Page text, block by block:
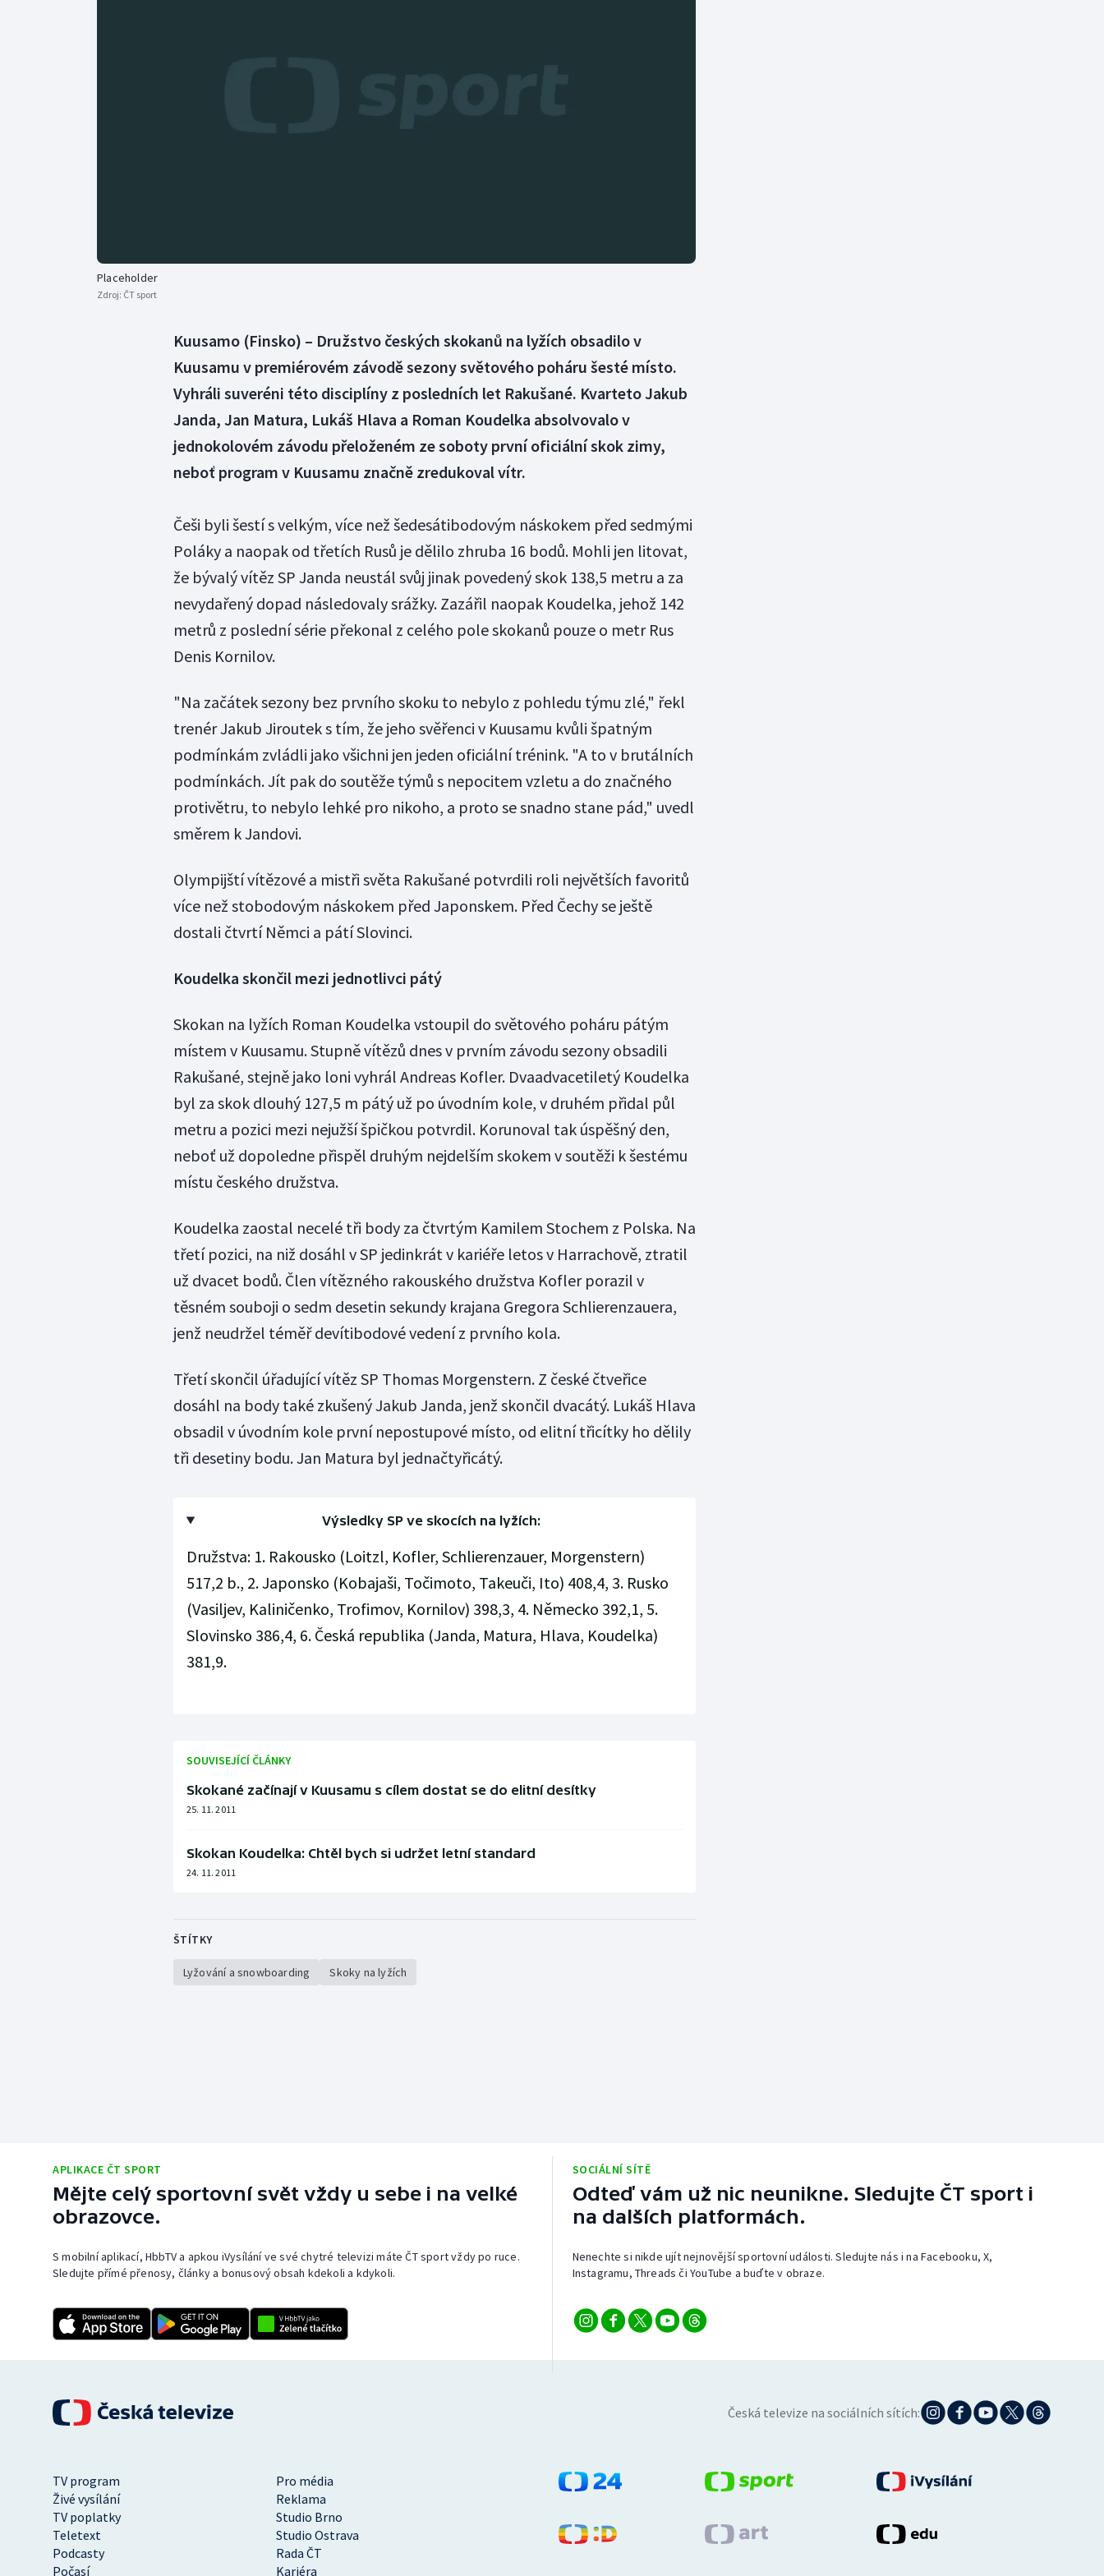
Placeholder
Zdroj: ČT sport
Kuusamo (Finsko) – Družstvo českých skokanů na lyžích obsadilo v
Kuusamu v premiérovém závodě sezony světového poháru šesté místo.
Vyhráli suveréni této disciplíny z posledních let Rakušané. Kvarteto Jakub
Janda, Jan Matura, Lukáš Hlava a Roman Koudelka absolvovalo v
jednokolovém závodu přeloženém ze soboty první oficiální skok zimy,
neboť program v Kuusamu značně zredukoval vítr.
Češi byli šestí s velkým, více než šedesátibodovým náskokem před sedmými
Poláky a naopak od třetích Rusů je dělilo zhruba 16 bodů. Mohli jen litovat,
že bývalý vítěz SP Janda neustál svůj jinak povedený skok 138,5 metru a za
nevydařený dopad následovaly srážky. Zazářil naopak Koudelka, jehož 142
metrů z poslední série překonal z celého pole skokanů pouze o metr Rus
Denis Kornilov.
"Na začátek sezony bez prvního skoku to nebylo z pohledu týmu zlé," řekl
trenér Jakub Jiroutek s tím, že jeho svěřenci v Kuusamu kvůli špatným
podmínkám zvládli jako všichni jen jeden oficiální trénink. "A to v brutálních
podmínkách. Jít pak do soutěže týmů s nepocitem vzletu a do značného
protivětru, to nebylo lehké pro nikoho, a proto se snadno stane pád," uvedl
směrem k Jandovi.
Olympijští vítězové a mistři světa Rakušané potvrdili roli největších favoritů
více než stobodovým náskokem před Japonskem. Před Čechy se ještě
dostali čtvrtí Němci a pátí Slovinci.
Koudelka skončil mezi jednotlivci pátý
Skokan na lyžích Roman Koudelka vstoupil do světového poháru pátým
místem v Kuusamu. Stupně vítězů dnes v prvním závodu sezony obsadili
Rakušané, stejně jako loni vyhrál Andreas Kofler. Dvaadvacetiletý Koudelka
byl za skok dlouhý 127,5 m pátý už po úvodním kole, v druhém přidal půl
metru a pozici mezi nejužší špičkou potvrdil. Korunoval tak úspěšný den,
neboť už dopoledne přispěl druhým nejdelším skokem v soutěži k šestému
místu českého družstva.
Koudelka zaostal necelé tři body za čtvrtým Kamilem Stochem z Polska. Na
třetí pozici, na niž dosáhl v SP jedinkrát v kariéře letos v Harrachově, ztratil
už dvacet bodů. Člen vítězného rakouského družstva Kofler porazil v
těsném souboji o sedm desetin sekundy krajana Gregora Schlierenzauera,
jenž neudržel téměř devítibodové vedení z prvního kola.
Třetí skončil úřadující vítěz SP Thomas Morgenstern. Z české čtveřice
dosáhl na body také zkušený Jakub Janda, jenž skončil dvacátý. Lukáš Hlava
obsadil v úvodním kole první nepostupové místo, od elitní třicítky ho dělily
tři desetiny bodu. Jan Matura byl jednačtyřicátý.
Výsledky SP ve skocích na lyžích:
Družstva: 1. Rakousko (Loitzl, Kofler, Schlierenzauer, Morgenstern)
517,2 b., 2. Japonsko (Kobajaši, Točimoto, Takeuči, Ito) 408,4, 3. Rusko
(Vasiljev, Kaliničenko, Trofimov, Kornilov) 398,3, 4. Německo 392,1, 5.
Slovinsko 386,4, 6. Česká republika (Janda, Matura, Hlava, Koudelka)
381,9.
SOUVISEJÍCÍ ČLÁNKY
Skokané začínají v Kuusamu s cílem dostat se do elitní desítky
25. 11. 2011
Skokan Koudelka: Chtěl bych si udržet letní standard
24. 11. 2011
ŠTÍTKY
Lyžování a snowboarding Skoky na lyžích
APLIKACE ČT SPORT
Mějte celý sportovní svět vždy u sebe i na velké
obrazovce.
S mobilní aplikací, HbbTV a apkou iVysílání ve své chytré televizi máte ČT sport vždy po ruce.
Sledujte přímé přenosy, články a bonusový obsah kdekoli a kdykoli.
SOCIÁLNÍ SÍTĚ
Odteď vám už nic neunikne. Sledujte ČT sport i
na dalších platformách.
Nenechte si nikde ujít nejnovější sportovní události. Sledujte nás i na Facebooku, X,
Instagramu, Threads či YouTube a buďte v obraze.
Česká televize na sociálních sítích:
TV program
Pro média
Živé vysílání
Reklama
TV poplatky
Studio Brno
Teletext
Studio Ostrava
Podcasty
Rada ČT
Počasí
Kariéra